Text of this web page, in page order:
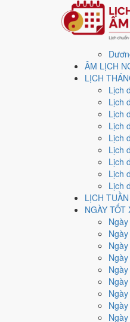
ÂM LỊCH
LỊCH
Lịch
Lịch
Lịch
Lịch
Lịch
Lịch
Lịch
Lịch
Lịch
LỊCH TUẦN
NGÀY TỐT
Trang chủ
Lịch năm
Tháng 9/2029
Ngày 28/9/
Xem
Ngày 28/9/2029
điểm trung bình
Ngày Dương
Thứ Sáu
Tháng 9 năm 2029
Tháng 8 âm năm